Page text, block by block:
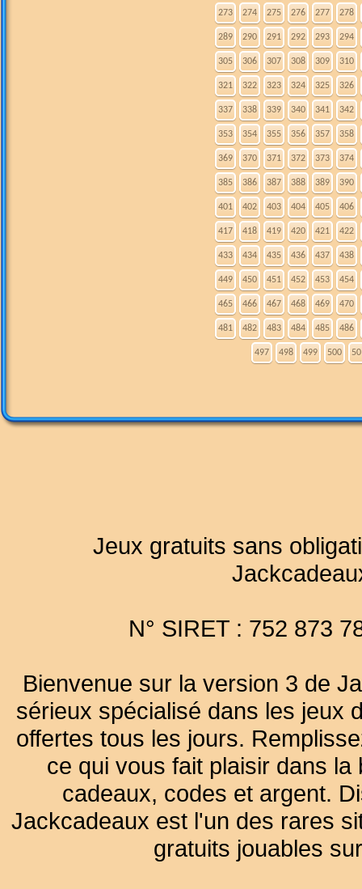
273 274 275 276 277 278
289 290 291 292 293 294
305 306 307 308 309 310
321 322 323 324 325 326
337 338 339 340 341 342
353 354 355 356 357 358
369 370 371 372 373 374
385 386 387 388 389 390
401 402 403 404 405 406
417 418 419 420 421 422
433 434 435 436 437 438
449 450 451 452 453 454
465 466 467 468 469 470
481 482 483 484 485 486
497 498 499 500
Jeux gratuits sans
N° SIRET : 752 873
Bienvenue sur la version 3 de
sérieux spécialisé dans les jeux
offertes tous les jours.
ce qui vous fait plaisir dans
cadeaux, codes et argent.
Jackcadeaux est l'un des rares
gratuits jouables